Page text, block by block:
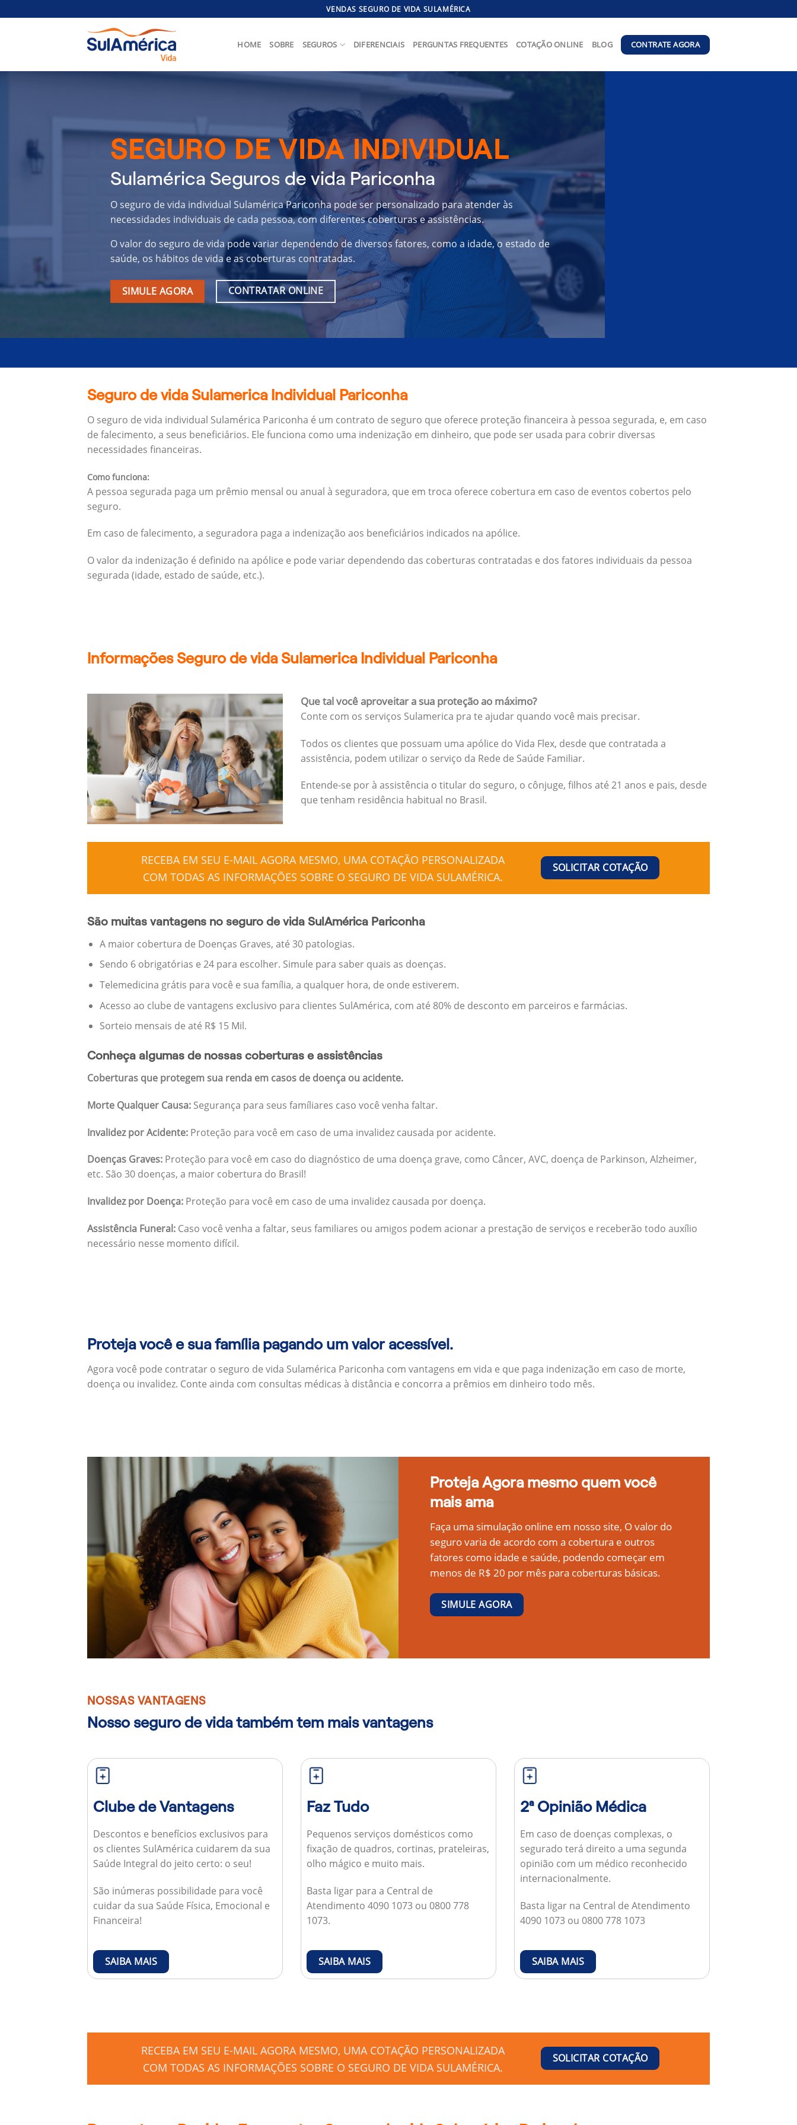
to
VENDAS SEGURO DE VIDA SULAMÉRICA
HOME SOBRE SEGUROS DIFERENCIAIS PERGUNTAS FREQUENTES COTAÇÃO ONLINE BLOG CONTRATE AGORA
SEGURO DE VIDA INDIVIDUAL
Sulamérica Seguros de vida Pariconha
O seguro de vida individual Sulamérica Pariconha pode ser personalizado para atender às
necessidades individuais de cada pessoa, com diferentes coberturas e assistências.
O valor do seguro de vida pode variar dependendo de diversos fatores, como a idade, o estado de
saúde, os hábitos de vida e as coberturas contratadas.
SIMULE AGORA CONTRATAR ONLINE
Seguro de vida Sulamerica Individual Pariconha
O seguro de vida individual Sulamérica Pariconha é um contrato de seguro que oferece proteção financeira à pessoa segurada, e, em caso
de falecimento, a seus beneficiários. Ele funciona como uma indenização em dinheiro, que pode ser usada para cobrir diversas
necessidades financeiras.
Como funciona:
A pessoa segurada paga um prêmio mensal ou anual à seguradora, que em troca oferece cobertura em caso de eventos cobertos pelo
seguro.
Em caso de falecimento, a seguradora paga a indenização aos beneficiários indicados na apólice.
O valor da indenização é definido na apólice e pode variar dependendo das coberturas contratadas e dos fatores individuais da pessoa
segurada (idade, estado de saúde, etc.).
Informações Seguro de vida Sulamerica Individual Pariconha
Que tal você aproveitar a sua proteção ao máximo?
Conte com os serviços Sulamerica pra te ajudar quando você mais precisar.
Todos os clientes que possuam uma apólice do Vida Flex, desde que contratada a
assistência, podem utilizar o serviço da Rede de Saúde Familiar.
Entende-se por à assistência o titular do seguro, o cônjuge, filhos até 21 anos e pais, desde
que tenham residência habitual no Brasil.
RECEBA EM SEU E-MAIL AGORA MESMO, UMA COTAÇÃO PERSONALIZADA
COM TODAS AS INFORMAÇÕES SOBRE O SEGURO DE VIDA SULAMÉRICA.
SOLICITAR COTAÇÃO
São muitas vantagens no seguro de vida SulAmérica Pariconha
A maior cobertura de Doenças Graves, até 30 patologias.
Sendo 6 obrigatórias e 24 para escolher. Simule para saber quais as doenças.
Telemedicina grátis para você e sua família, a qualquer hora, de onde estiverem.
Acesso ao clube de vantagens exclusivo para clientes SulAmérica, com até 80% de desconto em parceiros e farmácias.
Sorteio mensais de até R$ 15 Mil.
Conheça algumas de nossas coberturas e assistências
Coberturas que protegem sua renda em casos de doença ou acidente.
Morte Qualquer Causa: Segurança para seus famíliares caso você venha faltar.
Invalidez por Acidente: Proteção para você em caso de uma invalidez causada por acidente.
Doenças Graves: Proteção para você em caso do diagnóstico de uma doença grave, como Câncer, AVC, doença de Parkinson, Alzheimer,
etc. São 30 doenças, a maior cobertura do Brasil!
Invalidez por Doença: Proteção para você em caso de uma invalidez causada por doença.
Assistência Funeral: Caso você venha a faltar, seus familiares ou amigos podem acionar a prestação de serviços e receberão todo auxílio
necessário nesse momento difícil.
Proteja você e sua família pagando um valor acessível.
Agora você pode contratar o seguro de vida Sulamérica Pariconha com vantagens em vida e que paga indenização em caso de morte,
doença ou invalidez. Conte ainda com consultas médicas à distância e concorra a prêmios em dinheiro todo mês.
Proteja Agora mesmo quem você
mais ama
Faça uma simulação online em nosso site, O valor do
seguro varia de acordo com a cobertura e outros
fatores como idade e saúde, podendo começar em
menos de R$ 20 por mês para coberturas básicas.
SIMULE AGORA
NOSSAS VANTAGENS
Nosso seguro de vida também tem mais vantagens
Clube de Vantagens
Descontos e benefícios exclusivos para
os clientes SulAmérica cuidarem da sua
Saúde Integral do jeito certo: o seu!
São inúmeras possibilidade para você
cuidar da sua Saúde Física, Emocional e
Financeira!
SAIBA MAIS
Faz Tudo
Pequenos serviços domésticos como
fixação de quadros, cortinas, prateleiras,
olho mágico e muito mais.
Basta ligar para a Central de
Atendimento 4090 1073 ou 0800 778
1073.
SAIBA MAIS
2ª Opinião Médica
Em caso de doenças complexas, o
segurado terá direito a uma segunda
opinião com um médico reconhecido
internacionalmente.
Basta ligar na Central de Atendimento
4090 1073 ou 0800 778 1073
SAIBA MAIS
RECEBA EM SEU E-MAIL AGORA MESMO, UMA COTAÇÃO PERSONALIZADA
COM TODAS AS INFORMAÇÕES SOBRE O SEGURO DE VIDA SULAMÉRICA.
SOLICITAR COTAÇÃO